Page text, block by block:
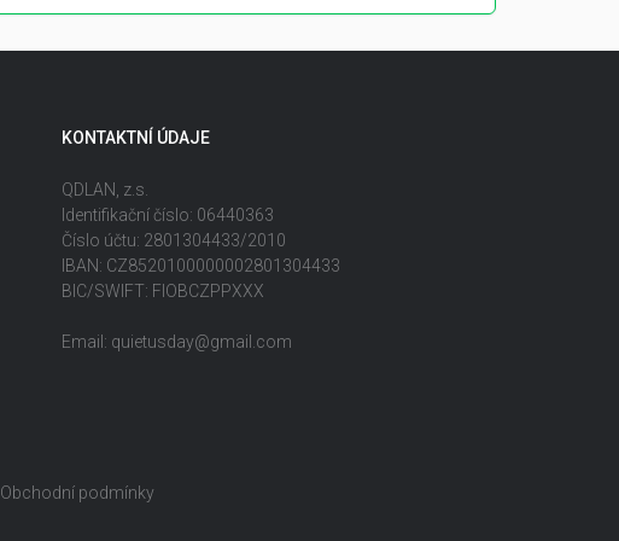
KONTAKTNÍ ÚDAJE
QDLAN, z.s.
Identifikační číslo: 06440363
Číslo účtu: 2801304433/2010
IBAN: CZ8520100000002801304433
BIC/SWIFT: FIOBCZPPXXX
Email: quietusday@gmail.com
Obchodní podmínky